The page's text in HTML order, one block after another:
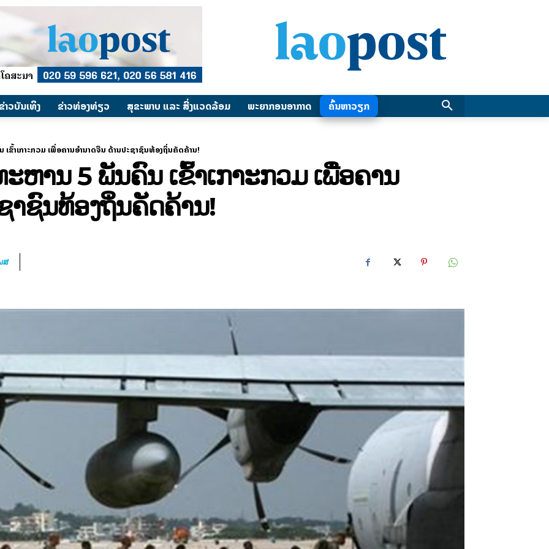
າວບັນເທິງ ​ຂ່າວທ່ອງທ່ຽວ ສຸຂະພາບ ແລະ ສີ່ງແວດລ້ອມ ພະຍາກອນອາກາດ ຄົ້ນຫາວຽກ
ເຂົ້າເກາະກວມ ເພື່ອຄານອຳນາດຈີນ ດ້ານປະຊາຊົນທ້ອງຖິ່ນຄັດຄ້ານ!
ຫານ 5 ພັນຄົນ ເຂົ້າເກາະກວມ ເພື່ອຄານ
າຊົນທ້ອງຖິ່ນຄັດຄ້ານ!
ສ